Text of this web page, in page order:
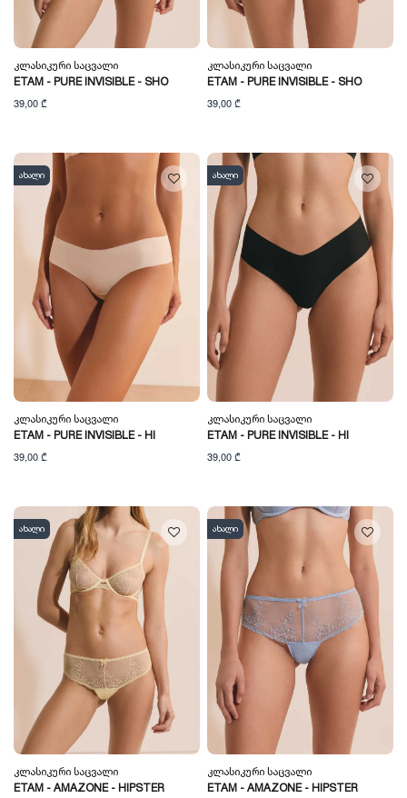
Კლასიკური Საცვალი
ETAM - PURE INVISIBLE - SHO
39,00 ₾
Კლასიკური Საცვალი
ETAM - PURE INVISIBLE - SHO
39,00 ₾
ახალი
Კლასიკური Საცვალი
ETAM - PURE INVISIBLE - HI
39,00 ₾
ახალი
Კლასიკური Საცვალი
ETAM - PURE INVISIBLE - HI
39,00 ₾
ახალი
Კლასიკური Საცვალი
ETAM - AMAZONE - HIPSTER
ახალი
Კლასიკური Საცვალი
ETAM - AMAZONE - HIPSTER